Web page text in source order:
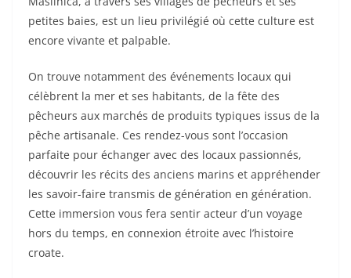
petites baies, est un lieu privilégié où cette culture est
encore vivante et palpable.
On trouve notamment des événements locaux qui
célèbrent la mer et ses habitants, de la fête des
pêcheurs aux marchés de produits typiques issus de la
pêche artisanale. Ces rendez-vous sont l’occasion
parfaite pour échanger avec des locaux passionnés,
découvrir les récits des anciens marins et appréhender
les savoir-faire transmis de génération en génération.
Cette immersion vous fera sentir acteur d’un voyage
hors du temps, en connexion étroite avec l’histoire
croate.